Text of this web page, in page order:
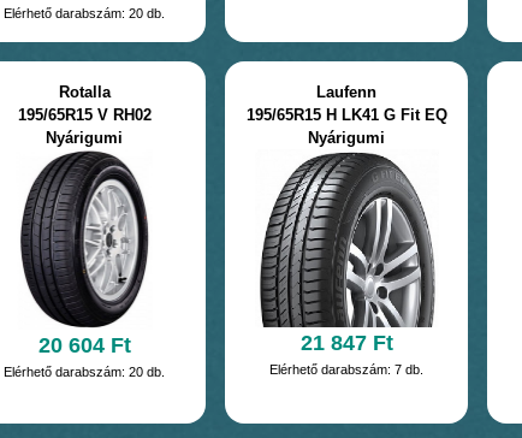
Elérhető darabszám: 20 db.
Rotalla
195/65R15 V RH02
Nyárigumi
20 604 Ft
Elérhető darabszám: 20 db.
Laufenn
195/65R15 H LK41 G Fit EQ
Nyárigumi
21 847 Ft
Elérhető darabszám: 7 db.